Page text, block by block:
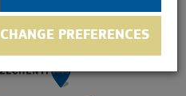
CHANGE PREFERENCES